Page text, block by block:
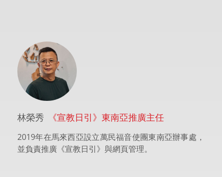
林榮秀 《宣教日引》東南亞推廣主任
2019年在馬來西亞設立萬民福音使團東南亞辦事處，
並負責推廣《宣教日引》與網頁管理。